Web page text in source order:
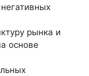
рынка и
основе